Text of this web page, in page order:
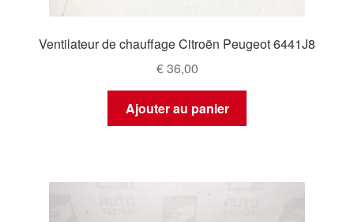
Ventilateur de chauffage Citroën Peugeot 6441J8
€36,00
Ajouter au panier